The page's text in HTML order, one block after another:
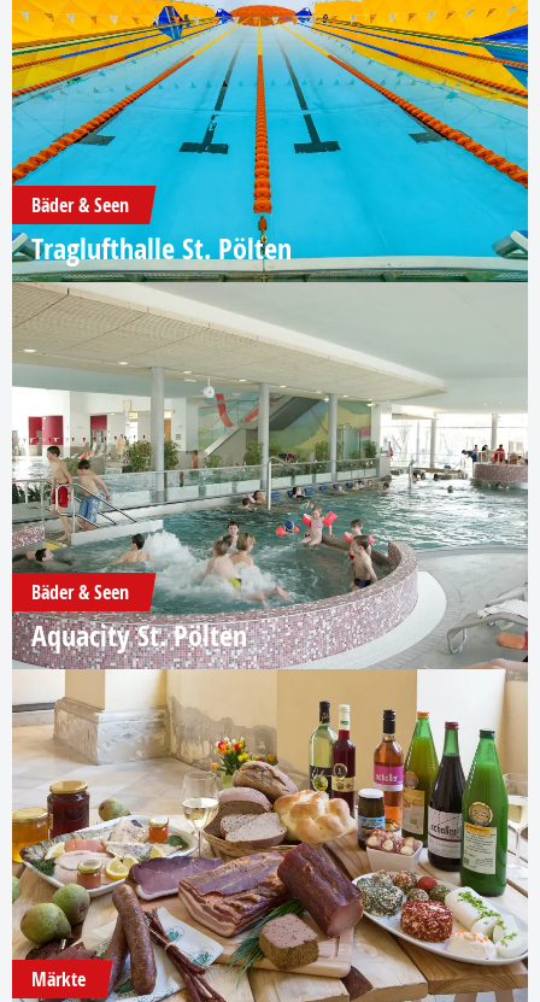
Bäder & Seen
Traglufthalle St. Pölten
Bäder & Seen
Aquacity St. Pölten
Märkte